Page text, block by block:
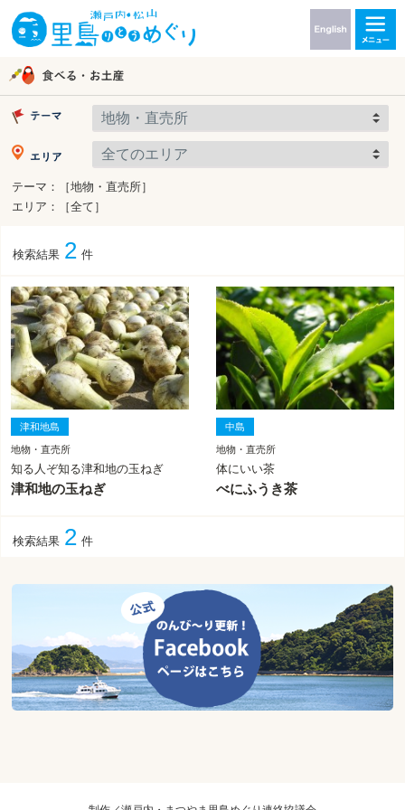
テーマ：［地物・直売所］
エリア：［全て］
検索結果 2 件
津和地島
地物・直売所
知る人ぞ知る津和地の玉ねぎ
津和地の玉ねぎ
中島
地物・直売所
体にいい茶
べにふうき茶
検索結果 2 件